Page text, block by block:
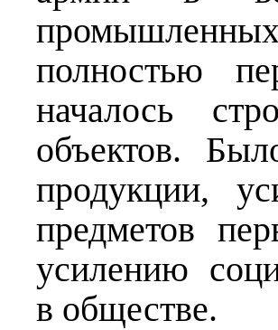
полностью
началось
объектов.
продукции,
предметов
усилению
в обществе.